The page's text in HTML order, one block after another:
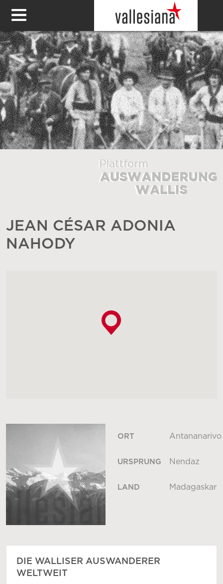
JEAN CÉSAR ADONIA
NAHODY
ORT Antananarivo
URSPRUNG Nendaz
LAND Madagaskar
DIE WALLISER AUSWANDERER
WELTWEIT